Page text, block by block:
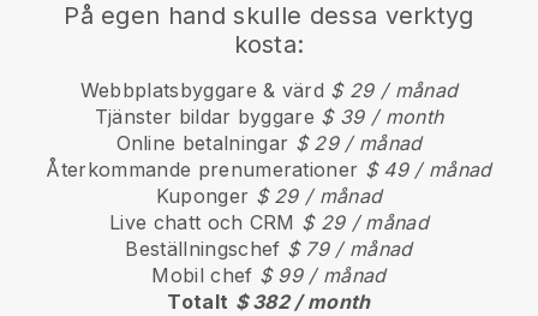
På egen hand skulle dessa verktyg
kosta:
Webbplatsbyggare & värd $ 29 / månad
Tjänster bildar byggare $ 39 / month
Online betalningar $ 29 / månad
Återkommande prenumerationer $ 49 / månad
Kuponger $ 29 / månad
Live chatt och CRM $ 29 / månad
Beställningschef $ 79 / månad
Mobil chef $ 99 / månad
Totalt $ 382 / month